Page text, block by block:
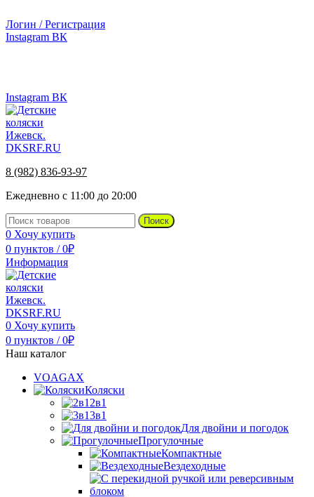
Логин / Регистрация
Instagram ВК
Instagram ВК
8 (982) 836-93-97
Ежедневно с 11:00 до 20:00
Поиск
0 Хочу купить
0 пунктов / 0₽
Информация
0 Хочу купить
0 пунктов / 0₽
Наш каталог
VOAGAX
Коляски
2в1
3в1
Для двойни и погодок
Прогулочные
Компактные
Вездеходные